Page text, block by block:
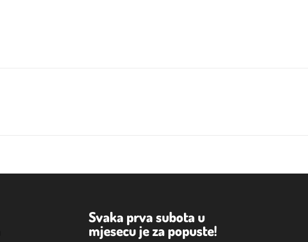
Svaka prva subota u
mjesecu je za popuste!